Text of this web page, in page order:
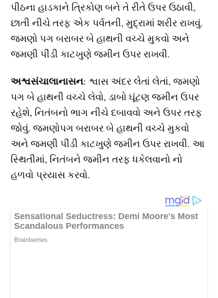
પીઠના હાડકાને ત્રિકોણ બને તે રીતે ઉપર ઉઠાવી,
છાતી નીચે તરફ એક પર્વતની, મુદ્રામાં શરીર રાખવું.
જમણો પગ બરાબર બે હાથની વચ્ચે મુકવો અને
જમણી પીંડી કાટખુણે જમીન ઉપર રાખવી.
અશ્વસંચાલાનાસન: શ્વાસ અંદર લેતાં લેતાં, જમણો
પગ બે હાથની વચ્ચે લેવો, ડાબો ઘૂંટણ જમીન ઉપર
રહેશે, નિતંબનો ભાગ નીચે દબાવવો અને ઉપર તરફ
જોવું. જમણોપગ બરાબર બે હાથની વચ્ચે મુકવો
અને જમણી પીંડી કાટખુણે જમીન ઉપર રાખવી. આ
સ્થિતીમાં, નિતંબને જમીન તરફ ધકેલવાનો નો
હળવો પ્રયાસ કરવો.